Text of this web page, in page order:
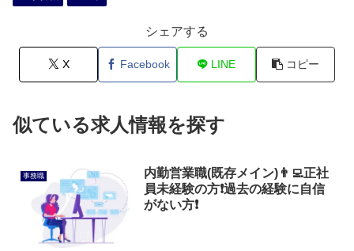
シェアする
X Facebook LINE コピー
似ている求人情報を探す
事務職
内勤営業職(既存メイン)👨‍💻正社
員未経験の方❗過去の経験に自信
がない方❗